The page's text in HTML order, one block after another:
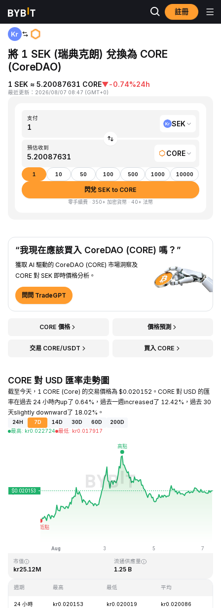
註冊
首頁 SEK to CORE
將 1 SEK (瑞典克朗) 兌換為 CORE
(CoreDAO)
1 SEK ≈ 5.20087631 CORE▼-0.74%24h
最近更新 ： 2026/08/07 08:47 (GMT+0)
支付
SEK
預估收到
CORE
1 10 50 100 500 1000 10000
閃兌 SEK to CORE
零手續費 · 350+ 加密貨幣 · 40+ 法幣
“我現在應該買入 CoreDAO (CORE) 嗎？”
獲取 AI 驅動的 CoreDAO (CORE) 市場洞察及
CORE 對 SEK 即時價格分析。
問問 TradeGPT
CORE 價格 價格預測
交易 CORE/USDT 買入 CORE
CORE 對 USD 匯率走勢圖
截至今天，1 CORE (Core) 的交易價格為 $0.020152。CORE 對 USD 的匯
率在過去 24 小時內up了 0.64%，過去一週increased了 12.42%，過去 30
天slightly downward了 18.02%。
24H 7D 14D 30D 60D
200D
最高: kr0.022724 最低: kr0.017917
最近更新時間：2026-08-07 08:47 (GMT+0)
市值
kr25.12M
流通供應量
1.25 B
週期 最高 最低 平均
24 小時 kr0.020153 kr0.020019 kr0.020086